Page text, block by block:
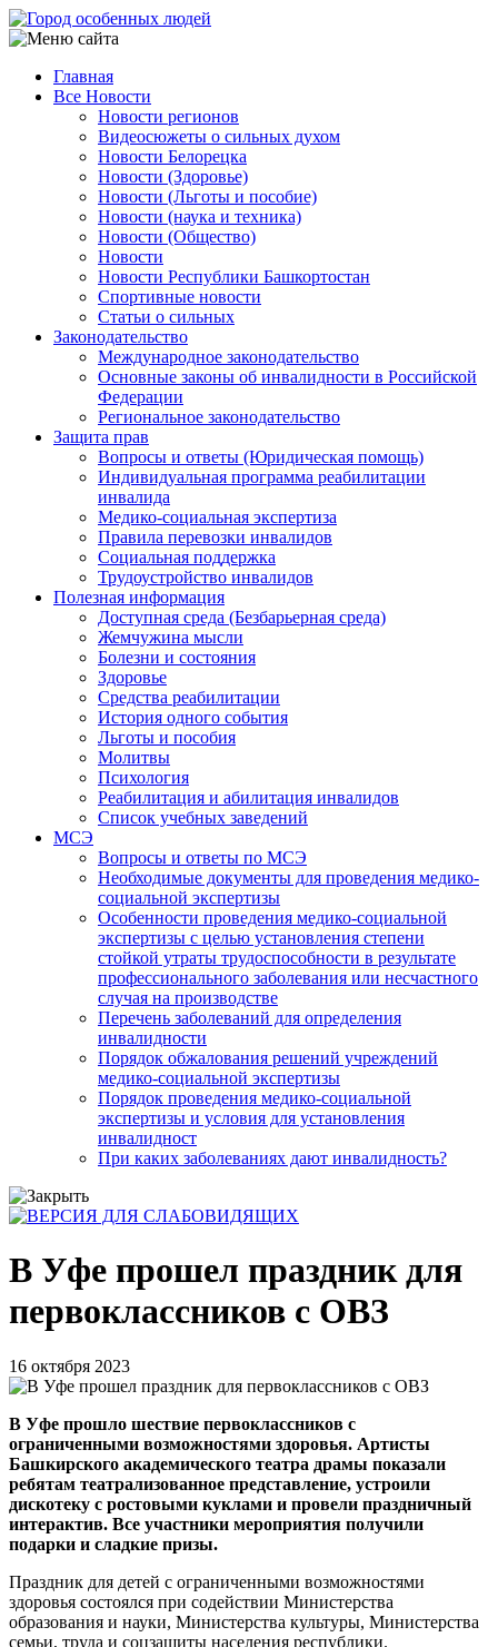
Перейти
к
содержанию
Main
navigation
Главная
Все Новости
Новости регионов
Видеосюжеты о сильных духом
Новости Белорецка
Новости (Здоровье)
Новости (Льготы и пособие)
Новости (наука и техника)
Новости (Общество)
Новости
Новости Республики Башкортостан
Спортивные новости
Статьи о сильных
Законодательство
Международное законодательство
Основные законы об инвалидности в Российской
Федерации
Региональное законодательство
Защита прав
Вопросы и ответы (Юридическая помощь)
Индивидуальная программа реабилитации
инвалида
Медико-социальная экспертиза
Правила перевозки инвалидов
Социальная поддержка
Трудоустройство инвалидов
Полезная информация
Доступная среда (Безбарьерная среда)
Жемчужина мысли
Болезни и состояния
Здоровье
Средства реабилитации
История одного события
Льготы и пособия
Молитвы
Психология
Реабилитация и абилитация инвалидов
Список учебных заведений
МСЭ
Вопросы и ответы по МСЭ
Необходимые документы для проведения медико-
социальной экспертизы
Особенности проведения медико-социальной
экспертизы с целью установления степени
стойкой утраты трудоспособности в результате
профессионального заболевания или несчастного
случая на производстве
Перечень заболеваний для определения
инвалидности
Порядок обжалования решений учреждений
медико-социальной экспертизы
Порядок проведения медико-социальной
экспертизы и условия для установления
инвалидност
При каких заболеваниях дают инвалидность?
В Уфе прошел праздник для
первоклассников с ОВЗ
16 октября 2023
В Уфе прошло шествие первоклассников с
ограниченными возможностями здоровья. Артисты
Башкирского академического театра драмы показали
ребятам театрализованное представление, устроили
дискотеку с ростовыми куклами и провели праздничный
интерактив. Все участники мероприятия получили
подарки и сладкие призы.
Праздник для детей с ограниченными возможностями
здоровья состоялся при содействии Министерства
образования и науки, Министерства культуры, Министерства
семьи, труда и соцзащиты населения республики.